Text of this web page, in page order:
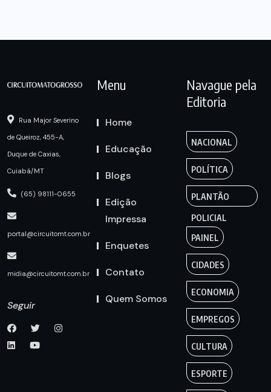
Rua Major Severino
de Queiroz, 455-A,
Duque de Caxias,
Cuiabá/MT
(65) 98111-0655
portal@circuitomt.com.br
midia@circuitomt.com.br
Seguir
Menu
Home
Educação
Blogs
Edição
Impressa
Enquetes
Contato
Quem Somos
Navague pela
Editoria
NACIONAL
POLÍTICA
PLANTÃO
POLICIAL
PAINEL
CIDADES
ECONOMIA
EMPREGOS
CULTURA
ESPORTE